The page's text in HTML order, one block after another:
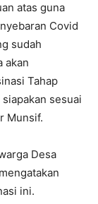
atas guna
Covid
sudah
akan
Tahap
sesuai
Munsif.
Desa
ini.